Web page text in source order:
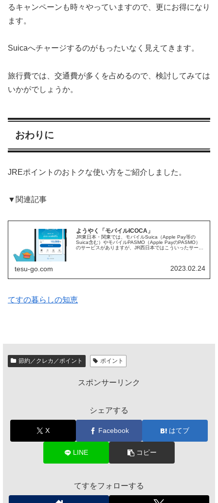
るキャンペーンも時々やっていますので、更にお得になり
ます。
Suicaへチャージするのがもったいなく見えてきます。
旅行費では、交通費が多くを占めるので、検討してみては
いかがでしょうか。
おわりに
JREポイントのおトクな使い方をご紹介しました。
▼関連記事
ようやく「モバイルICOCA」
JR東日本・関東では、モバイルSuica（Apple Pay等の
Suica含む）やモバイルPASMO（Apple PayのPASMO）
のサービスがありますが、JR西日本ではこういったサービ
tesu-go.com 2023.02.24
てすの暮らしの知恵
節約／クレカ／ポイント ポイント
スポンサーリンク
シェアする
X Facebook はてブ
LINE コピー
てすをフォローする